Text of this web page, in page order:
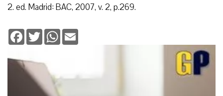
2. ed. Madrid: BAC, 2007, v. 2, p.269.
Facebook
TwitterWhatsApp